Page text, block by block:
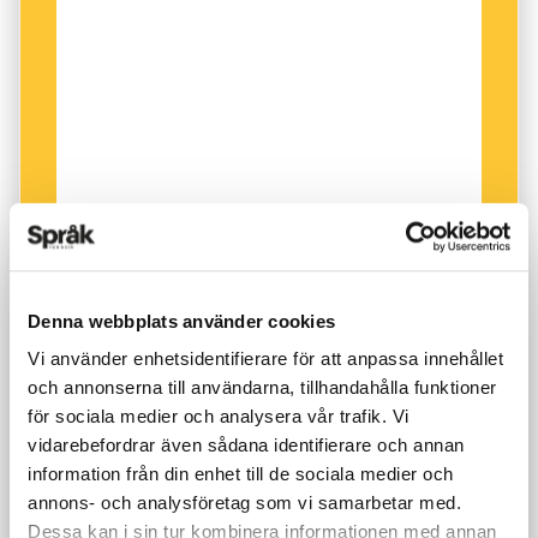
Denna webbplats använder cookies
Vi använder enhetsidentifierare för att anpassa innehållet
och annonserna till användarna, tillhandahålla funktioner
för sociala medier och analysera vår trafik. Vi
vidarebefordrar även sådana identifierare och annan
information från din enhet till de sociala medier och
annons- och analysföretag som vi samarbetar med.
Dessa kan i sin tur kombinera informationen med annan
att att vi inte drar …
Moderatorn:Och mycket utstrålning
också eller
David:^Jaha^
De allra flesta skriver under på att humor är
något som är glädjefyllt, som uppskattas och
rankas högt när det gäller att välja umgänge.
Humor kan höja stämningen och ses som en
social kompetens.
Under åtta år har jag forskat om humor i samtal,
i syfte att undersöka hur humorn kan upprätta
maktrelationer. Detta genom sättet man